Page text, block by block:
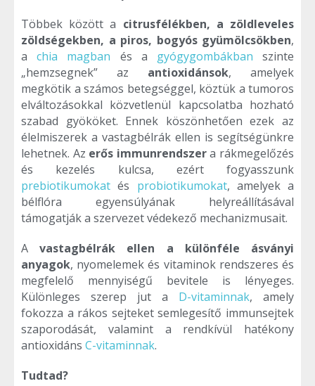
Többek között a citrusfélékben, a zöldleveles
zöldségekben, a piros, bogyós gyümölcsökben,
achia magban és a gyógygombákban szinte
„hemzsegnek” az antioxidánsok, amelyek
megkötik a számos betegséggel, köztük a tumoros
elváltozásokkal közvetlenül kapcsolatba hozható
szabad gyököket. Ennek köszönhetően ezek az
élelmiszerek a vastagbélrák ellen is segítségünkre
lehetnek. Az erős immunrendszera rákmegelőzés
és kezelés kulcsa, ezért fogyasszunk
prebiotikumokat és probiotikumokat, amelyek a
bélflóra egyensúlyának helyreállításával
támogatják a szervezet védekező mechanizmusait.
Avastagbélrák ellen a különféle ásványi
anyagok, nyomelemek és vitaminok rendszeres és
megfelelő mennyiségű bevitele is lényeges.
Különleges szerep jut a D-vitaminnak, amely
fokozza a rákos sejteket semlegesítő immunsejtek
szaporodását, valamint a rendkívül hatékony
antioxidáns C-vitaminnak.
Tudtad?